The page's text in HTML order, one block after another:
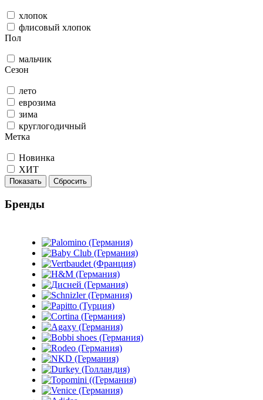
хлопок
флисовый хлопок
Пол
мальчик
Сезон
лето
еврозима
зима
круглогодичный
Метка
Новинка
ХИТ
Показать Сбросить
Бренды